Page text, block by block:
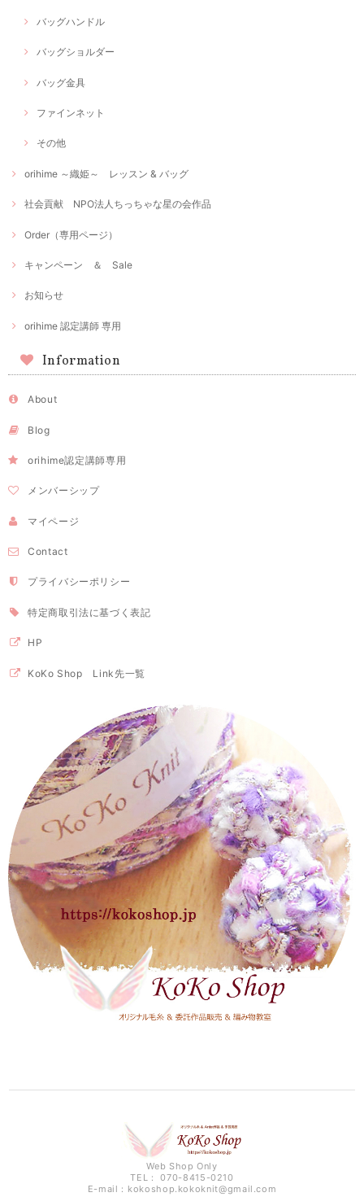
バッグハンドル
バッグショルダー
バッグ金具
ファインネット
その他
orihime ～織姫～ レッスン & バッグ
社会貢献 NPO法人ちっちゃな星の会作品
Order（専用ページ）
キャンペーン ＆ Sale
お知らせ
orihime 認定講師 専用
Information
About
Blog
orihime認定講師専用
メンバーシップ
マイページ
Contact
プライバシーポリシー
特定商取引法に基づく表記
HP
KoKo Shop Link先一覧
Web Shop Only
TEL： 070-8415-0210
E-mail： kokoshop.kokoknit@gmail.com